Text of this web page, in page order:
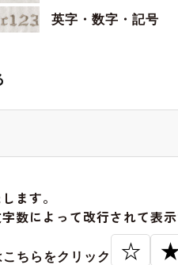
英字・数字・記号
ます。
数によって改行されて表示
ちらをクリック ☆